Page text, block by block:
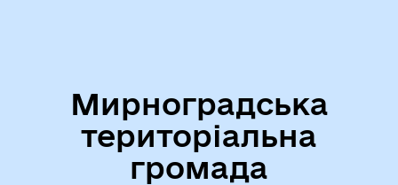
Мирноградська
територіальна
громада